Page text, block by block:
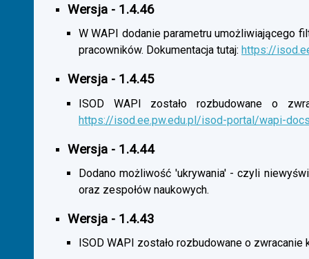
Wersja - 1.4.46
W WAPI dodanie parametru umożliwiającego
pracowników. Dokumentacja tutaj: https://
Wersja - 1.4.45
ISOD WAPI zostało rozbudowane o
https://isod.ee.pw.edu.pl/isod-portal/wapi-
Wersja - 1.4.44
Dodano możliwość 'ukrywania' - czyli
oraz zespołów naukowych.
Wersja - 1.4.43
ISOD WAPI zostało rozbudowane o